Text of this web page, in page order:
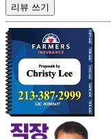
리뷰 쓰기